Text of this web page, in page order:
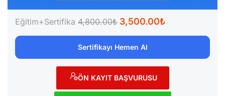
Eğitim+Sertifika 4,800.00₺ 3,500.00₺
Sertifikayı Hemen Al
ÖN KAYIT BAŞVURUSU